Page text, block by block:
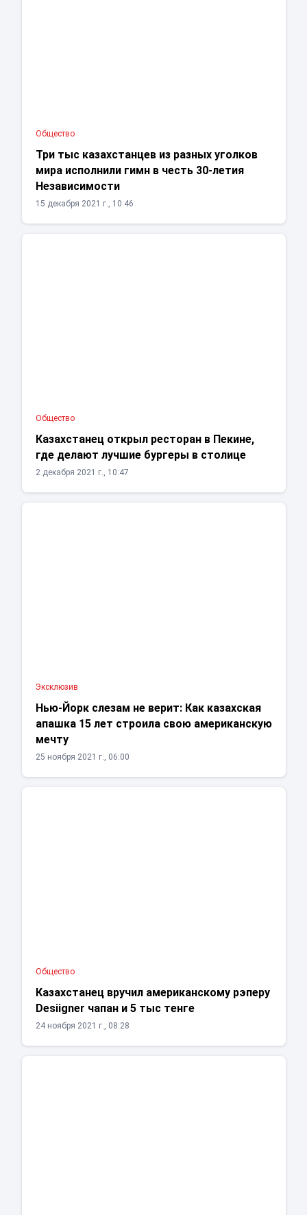
Общество
Три тыс казахстанцев из разных уголков
мира исполнили гимн в честь 30-летия
Независимости
15 декабря 2021 г., 10:46
Общество
Казахстанец открыл ресторан в Пекине,
где делают лучшие бургеры в столице
2 декабря 2021 г., 10:47
Эксклюзив
Нью-Йорк слезам не верит: Как казахская
апашка 15 лет строила свою американскую
мечту
25 ноября 2021 г., 06:00
Общество
Казахстанец вручил американскому рэперу
Desiigner чапан и 5 тыс тенге
24 ноября 2021 г., 08:28